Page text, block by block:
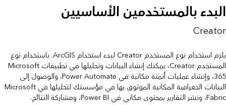
البدء بالمستخدمين الأساسيين
Creator
يلزم استخدام نوع المستخدم Creator لبدء استخدام ArcGIS. باستخدام نوع
المستخدم Creator، يمكنك إنشاء البيانات وتحليلها في تطبيقات Microsoft
365، وإنشاء عمليات أتمتة مكانية في Power Automate، والوصول إلى
البيانات الجغرافية المكانية الموثوق بها في مؤسستك لتحليلها في Microsoft
Fabric، ونشر التقارير بمحتوى مكاني في Power BI، ومشاركة النتائج.